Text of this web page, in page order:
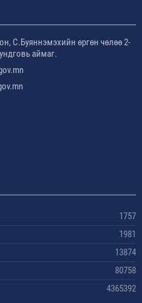
С.Буяннэмэхийн өргөн чөлөө 2-
аймаг.
1757
1981
13874
80758
4365392